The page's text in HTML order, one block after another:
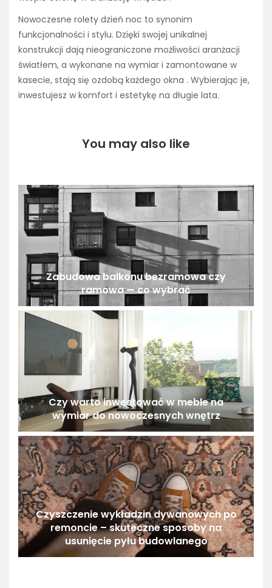
Nowoczesne rolety dzień noc to synonim
funkcjonalności i stylu. Dzięki swojej unikalnej
konstrukcji dają nieograniczone możliwości aranżacji
światłem, a wykonane na wymiar i zamontowane w
kasecie, stają się ozdobą każdego okna . Wybierając je,
inwestujesz w komfort i estetykę na długie lata.
You may also like
Zabudowa balkonu bezramowa czy
ramowa — co wybrać
Czy warto inwestować w meble na
wymiar do nowoczesnych wnętrz
Czyszczenie wykładzin dywanowych po
remoncie – skuteczne sposoby na
usunięcie pyłu budowlanego